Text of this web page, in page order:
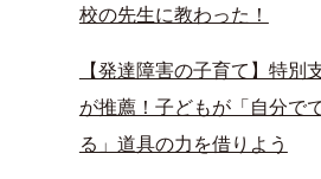
校の先生に教わった！
【発達障害の子育て】特別
が推薦！子どもが「自分で
る」道具の力を借りよう